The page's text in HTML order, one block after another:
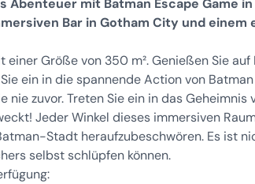
Abenteuer mit Batman Escape Game
Bar in Gotham City und einem
einer Größe von 350 m². Genießen Sie
ein in die spannende Action von
zuvor. Treten Sie ein in das
Jeder Winkel dieses immersiven
Stadt heraufzubeschwören. Es ist
selbst schlüpfen können.